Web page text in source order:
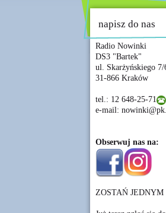
napisz do nas
Radio Nowinki
DS3 "Bartek"
ul. Skarżyńskiego 7/
31-866 Kraków
tel.: 12 648-25-71
e-mail:
Obserwuj nas na:
ZOSTAŃ